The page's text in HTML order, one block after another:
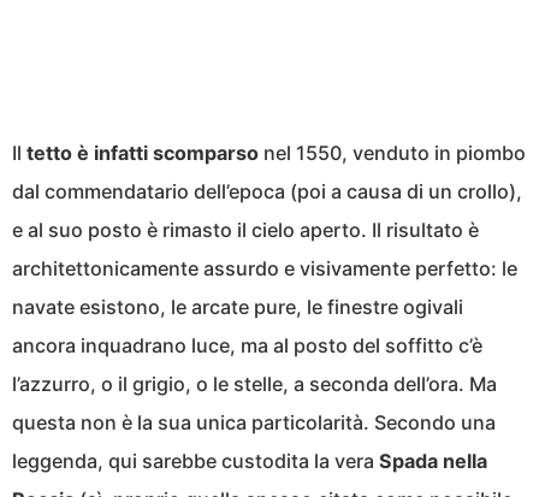
Il tetto è infatti scomparso nel 1550, venduto in piombo
dal commendatario dell’epoca (poi a causa di un crollo),
e al suo posto è rimasto il cielo aperto. Il risultato è
architettonicamente assurdo e visivamente perfetto: le
navate esistono, le arcate pure, le finestre ogivali
ancora inquadrano luce, ma al posto del soffitto c’è
l’azzurro, o il grigio, o le stelle, a seconda dell’ora. Ma
questa non è la sua unica particolarità. Secondo una
leggenda, qui sarebbe custodita la vera Spada nella